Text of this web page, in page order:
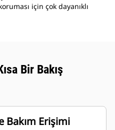
için çok dayanıklı
Bir Bakış
Bakım Erişimi